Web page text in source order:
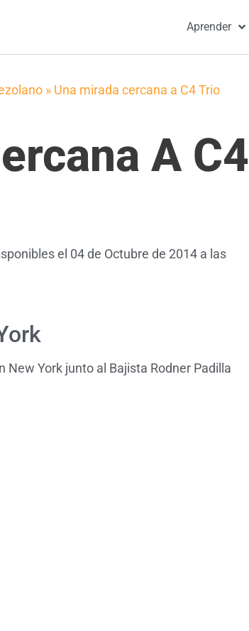
Aprender
» Una mirada cercana a C4 Trio
A
el 04 de Octubre de 2014 a las
York junto al Bajista Rodner Padilla